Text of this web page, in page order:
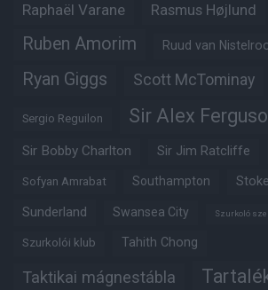
Raphaël Varane Rasmus Højlund
Ruben Amorim Ruud van
Ryan Giggs Scott McTominay
Sergio Reguilon Sir Alex
Sir Bobby Charlton Sir Jim Ratcliffe
Sofyan Amrabat Southampton
Sunderland Swansea City Szurkoló
Szurkolói klub Tahith Chong
Taktikai mágnestábla